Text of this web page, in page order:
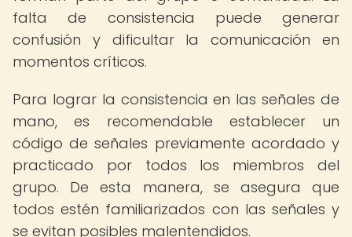
falta de consistencia puede generar
confusión y dificultar la comunicación en
momentos críticos.
Para lograr la consistencia en las señales de
mano, es recomendable establecer un
código de señales previamente acordado y
practicado por todos los miembros del
grupo. De esta manera, se asegura que
todos estén familiarizados con las señales y
se evitan posibles malentendidos.